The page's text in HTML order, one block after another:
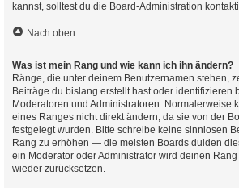
kannst, solltest du die Board-Administration
Nach oben
Was ist mein Rang und wie kann ich ihn ändern?
Ränge, die unter deinem Benutzernamen stehen,
Beiträge du bislang erstellt hast oder identifizieren
Moderatoren und Administratoren. Normalerweise
eines Ranges nicht direkt ändern, da sie von der
festgelegt wurden. Bitte schreibe keine sinnlosen
Rang zu erhöhen — die meisten Boards dulden
ein Moderator oder Administrator wird deinen
wieder zurücksetzen.